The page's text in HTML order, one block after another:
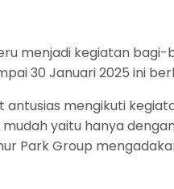
menjadi kegiatan
30 Januari 2025 ini
mengikuti
yaitu hanya
Park Group